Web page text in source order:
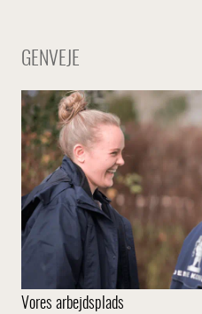
GENVEJE
Vores arbejdsplads